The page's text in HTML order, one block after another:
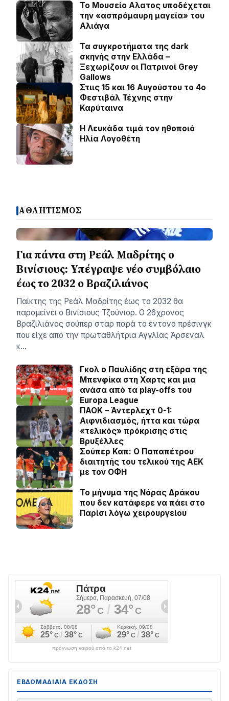
Το Μουσείο Αλατος υποδέχεται
την «ασπρόμαυρη μαγεία» του
Αλιάγα
Τα συγκροτήματα της dark
σκηνής στην Ελλάδα –
Ξεχωρίζουν οι Πατρινοί Grey
Gallows
Στιις 15 και 16 Αυγούστου το 4ο
Φεστιβάλ Τέχνης στην
Καρύταινα
Η Λευκάδα τιμά τον ηθοποιό
Ηλία Λογοθέτη
ΑΘΛΗΤΙΣΜΟΣ
Για πάντα στη Ρεάλ Μαδρίτης ο
Βινίσιους: Yπέγραψε νέο συμβόλαιο
έως το 2032 ο Βραζιλιάνος
Παίκτης της Ρεάλ Μαδρίτης έως το 2032 θα
παραμείνει ο Βινίσιους Τζούνιορ. Ο 26χρονος
Βραζιλιάνος σούπερ σταρ παρά το έντονο πρέσινγκ
που είχε από την πρωταθλήτρια Αγγλίας Άρσεναλ
κ…
Γκολ ο Παυλίδης στη εξάρα της
Μπενφίκα στη Χαρτς και μια
ανάσα από τα play-offs του
Europa League
ΠΑΟΚ – Άντερλεχτ 0-1:
Αιφνιδιασμός, ήττα και τώρα
«τελικός» πρόκρισης στις
Βρυξέλλες
Σούπερ Καπ: Ο Παπαπέτρου
διαιτητής του τελικού της ΑΕΚ
με τον ΟΦΗ
Το μήνυμα της Νόρας Δράκου
που δεν κατάφερε να πάει στο
Παρίσι λόγω χειρουργείου
πρόγνωση καιρού από το k24.net